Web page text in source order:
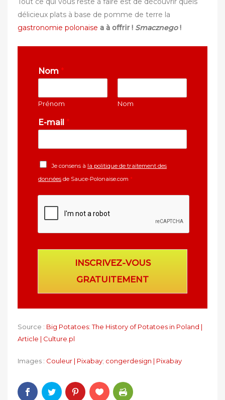
délicieux plats à base de pomme de terre la
gastronomie polonaise a à offrir ! Smacznego!
Nom *
Prénom Nom
E-mail *
Je consens à la politique de traitement des
données de Sauce-Polonaise.com *
INSCRIVEZ-VOUS
GRATUITEMENT
Source : Big Potatoes: The History of Potatoes in Poland |
Article | Culture.pl
Images : Couleur | Pixabay; congerdesign | Pixabay